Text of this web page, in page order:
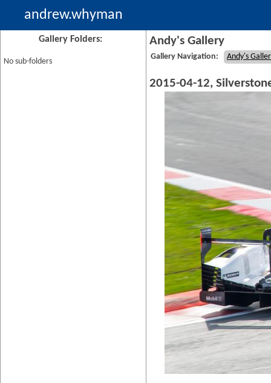
andrew.whyman
Gallery Folders:
No sub-folders
Andy's Gallery
Gallery Navigation: Andy's
2015-04-12,